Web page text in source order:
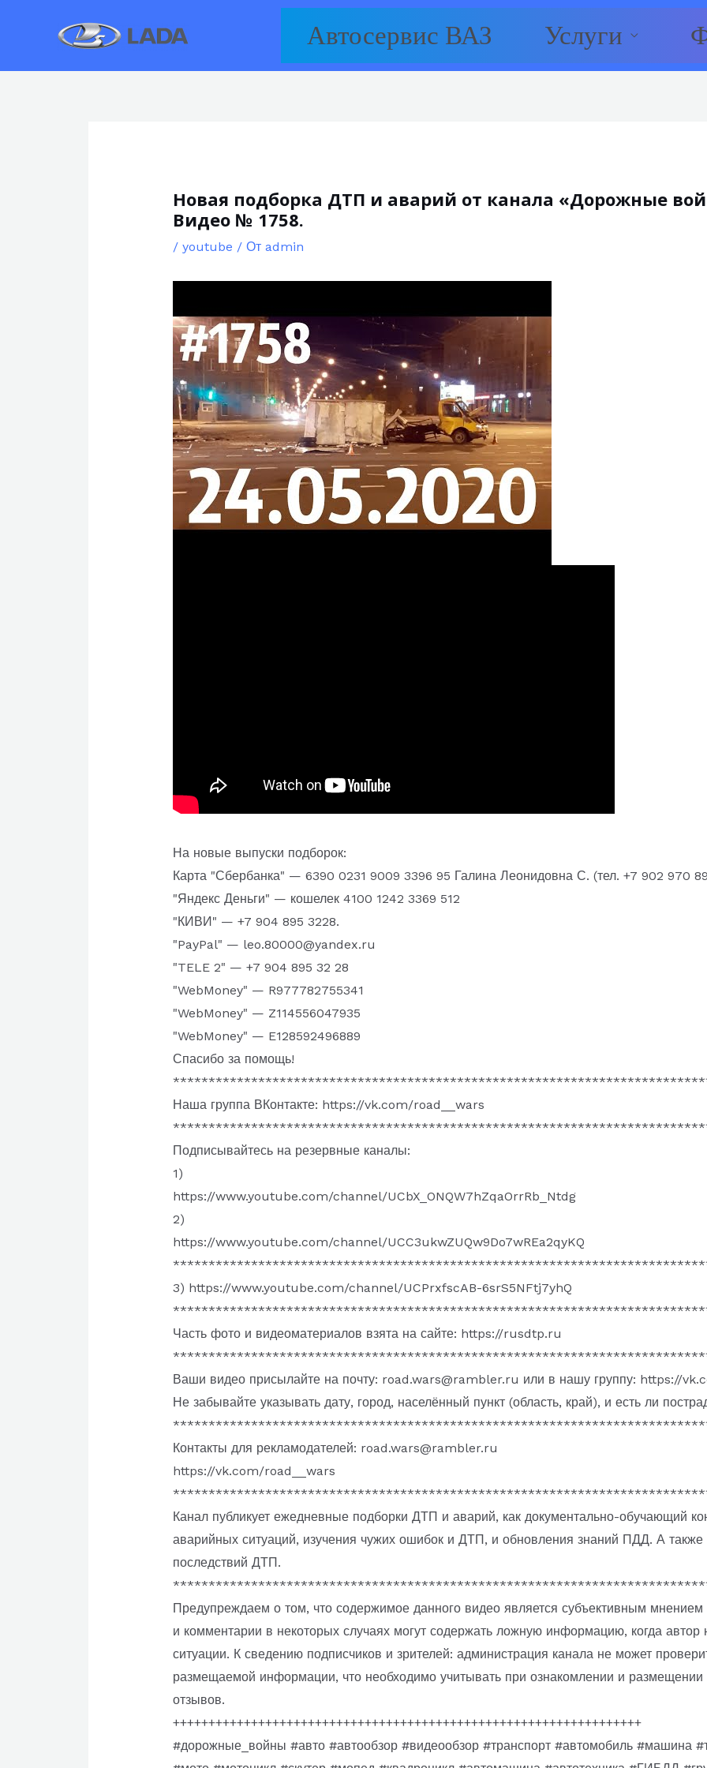
Автосервис ВАЗ Услуги
Новая подборка ДТП и аварий от канала «Дорожные
Видео № 1758.
/ youtube / От admin
На новые выпуски подборок:
Карта "Сбербанка" — 6390 0231 9009 3396 95 Галина Леонидовна С. (тел. +7 902 970
"Яндекс Деньги" — кошелек 4100 1242 3369 512
"КИВИ" — +7 904 895 3228.
"PayPal" — leo.80000@yandex.ru
"TELE 2" — +7 904 895 32 28
"WebMoney" — R977782755341
"WebMoney" — Z114556047935
"WebMoney" — E128592496889
Спасибо за помощь!
Наша группа ВКонтакте: https://vk.com/road__wars
Подписывайтесь на резервные каналы:
1)
https://www.youtube.com/channel/UCbX_ONQW7hZqaOrrRb_Ntdg
2)
https://www.youtube.com/channel/UCC3ukwZUQw9Do7wREa2qyKQ
3) https://www.youtube.com/channel/UCPrxfscAB-6srS5NFtj7yhQ
Часть фото и видеоматериалов взята на сайте: https://rusdtp.ru
Ваши видео присылайте на почту: road.wars@rambler.ru или в нашу группу: https://
Не забывайте указывать дату, город, населённый пункт (область, край), и есть ли
Контакты для рекламодателей: road.wars@rambler.ru
https://vk.com/road__wars
Канал публикует ежедневные подборки ДТП и аварий, как документально-обучающий
аварийных ситуаций, изучения чужих ошибок и ДТП, и обновления знаний ПДД. А также
последствий ДТП.
Предупреждаем о том, что содержимое данного видео является субъективным
и комментарии в некоторых случаях могут содержать ложную информацию, когда автор
ситуации. К сведению подписчиков и зрителей: администрация канала не может
размещаемой информации, что необходимо учитывать при ознакомлении и размещении
отзывов.
++++++++++++++++++++++++++++++++++++++++++++++++++++++++++++++++++
#дорожные_войны #авто #автообзор #видеообзор #транспорт #автомобиль #машина